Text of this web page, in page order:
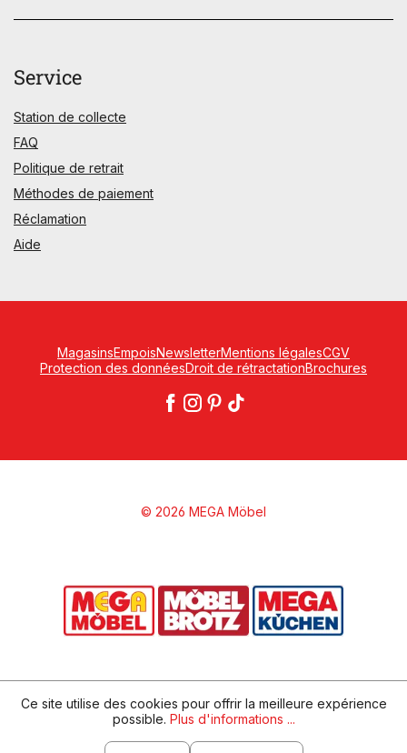
Service
Station de collecte
FAQ
Politique de retrait
Méthodes de paiement
Réclamation
Aide
MagasinsEmpoisNewsletterMentions légalesCGV
Protection des donnéesDroit de rétractationBrochures
© 2026 MEGA Möbel
Ce site utilise des cookies pour offrir la meilleure expérience
possible. Plus d'informations ...